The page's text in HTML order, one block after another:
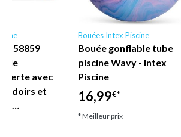
- 58859
avec
et
Bouées Intex Piscine
Bouée gonflable tube
piscine Wavy - Intex
Piscine
16,99€*
* Meilleur prix